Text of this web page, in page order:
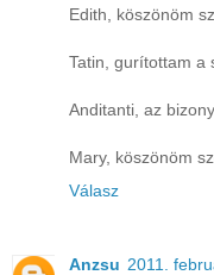
Edith, köszönöm
Tatin, gurítottam a
Anditanti, az
Mary, köszönöm
Válasz
Anzsu 2011.